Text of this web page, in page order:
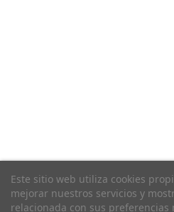
Este sitio web utiliza cookies
mejorar nuestros servicios y
relacionada con sus